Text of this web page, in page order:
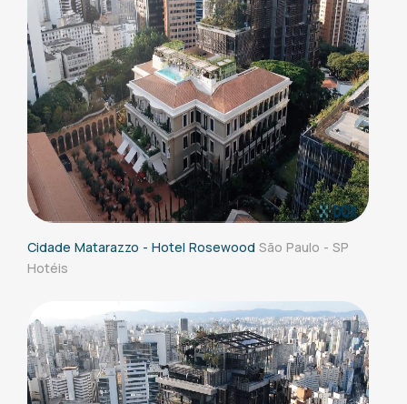
Cidade Matarazzo - Hotel Rosewood São Paulo - SP
Hotéis